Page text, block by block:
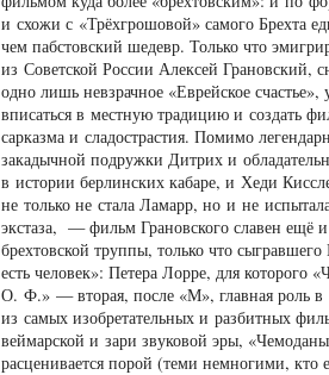
и схожи с «Трёхгрошовой» самого Брехта
чем пабстовский шедевр. Только что
из Советской России Алексей Грановский,
одно лишь невзрачное «Еврейское счастье»,
вписаться в местную традицию и создать
сарказма и сладострастия. Помимо
закадычной подружки Дитрих и
в истории берлинских кабаре, и Хеди
не только не стала Ламарр, но и не
экстаза, — фильм Грановского славен ещё и
брехтовской труппы, только что
есть человек»: Петера Лорре, для которого
О. Ф.» — вторая, после «М», главная роль в
из самых изобретательных и разбитных
веймарской и зари звуковой эры,
расценивается порой (теми немногими, кто